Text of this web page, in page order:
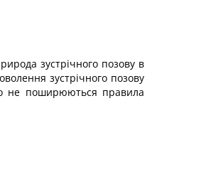
зустрічного позову в
зустрічного позову
не поширюються правила